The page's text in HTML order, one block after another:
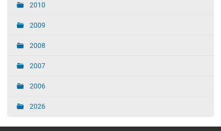
2010
2009
2008
2007
2006
2026